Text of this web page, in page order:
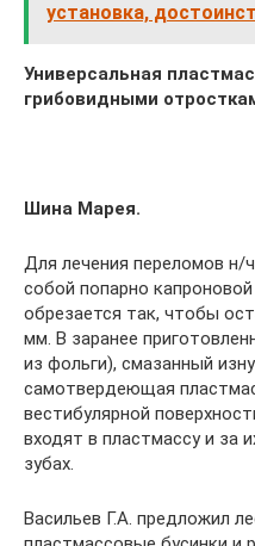
установка,
Универсальная
грибовидными
Шина Марея.
Для лечения переломов
собой попарно капроновой
обрезается так, чтобы
мм. В заранее
из фольги), смазанный
самотвердеющая
вестибулярной
входят в пластмассу и за
зубах.
Васильев Г.А. предложил